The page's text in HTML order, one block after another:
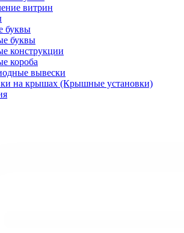
витрин
буквы
буквы
конструкции
короба
вывески
на крышах (Крышные установки)